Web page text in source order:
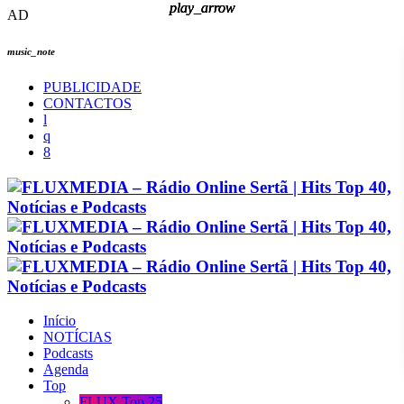
AD
music_note
PUBLICIDADE
CONTACTOS
Início
NOTÍCIAS
Podcasts
Agenda
Top
play_arrow
play_arrow
play_arrow
play_arrow